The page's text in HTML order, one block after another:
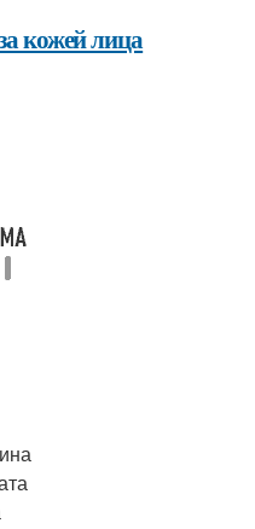
кожей лица